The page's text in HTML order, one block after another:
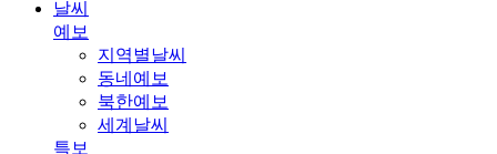
날씨
예보
지역별날씨
동네예보
북한예보
세계날씨
특보